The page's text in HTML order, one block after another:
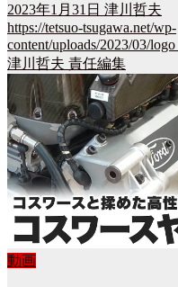
2023年1月31日 津川哲夫
https://tetsuo-tsugawa.net/wp-
content/uploads/2023/03/
津川哲夫 責任編集
動画